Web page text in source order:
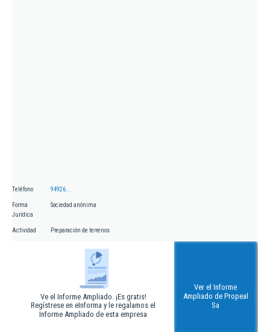
Teléfono 94926...
Forma
Jurídica
Sociedad anónima
Actividad Preparación de terrenos
Ve el Informe Ampliado. ¡Es gratis!
Regístrese en eInforma y le regalamos el
Informe Ampliado de esta empresa
Ver el Informe
Ampliado de Propeal
Sa